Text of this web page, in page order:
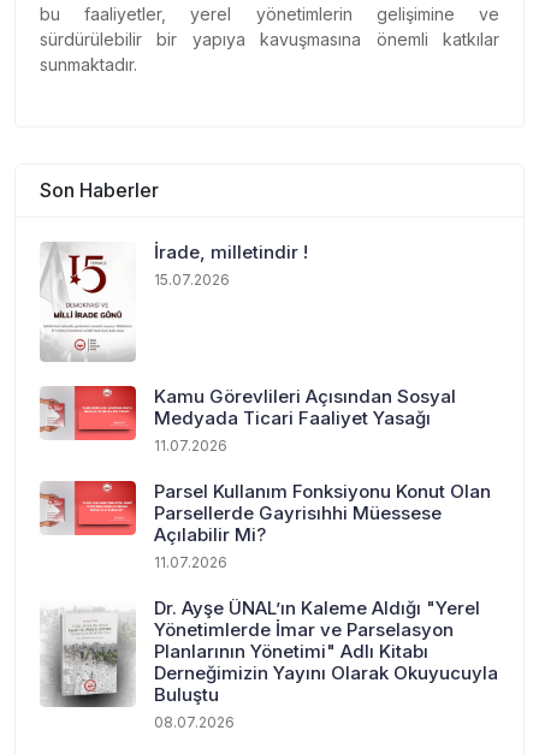
bu faaliyetler, yerel yönetimlerin gelişimine ve
sürdürülebilir bir yapıya kavuşmasına önemli katkılar
sunmaktadır.
Son Haberler
İrade, milletindir !
15.07.2026
Kamu Görevlileri Açısından Sosyal
Medyada Ticari Faaliyet Yasağı
11.07.2026
Parsel Kullanım Fonksiyonu Konut Olan
Parsellerde Gayrisıhhi Müessese
Açılabilir Mi?
11.07.2026
Dr. Ayşe ÜNAL’ın Kaleme Aldığı "Yerel
Yönetimlerde İmar ve Parselasyon
Planlarının Yönetimi" Adlı Kitabı
Derneğimizin Yayını Olarak Okuyucuyla
Buluştu
08.07.2026